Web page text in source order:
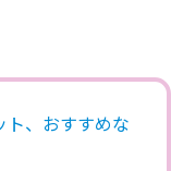
ト、おすすめな